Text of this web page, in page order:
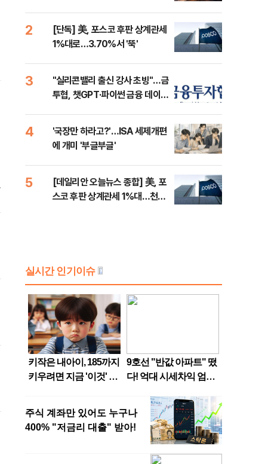
2
[단독] 美, 포스코 후판 상계관세
1%대로…3.70%서 '뚝'
3
"실리콘밸리 출신 강사 초빙"…금
투협, 챗GPT·파이썬 금융 데이터
4
'국장만 하라고?'…ISA 세제개편
에 개미 '부글부글'
5
[데일리안 오늘뉴스 종합] 美, 포
스코 후판 상계관세 1%대…천하